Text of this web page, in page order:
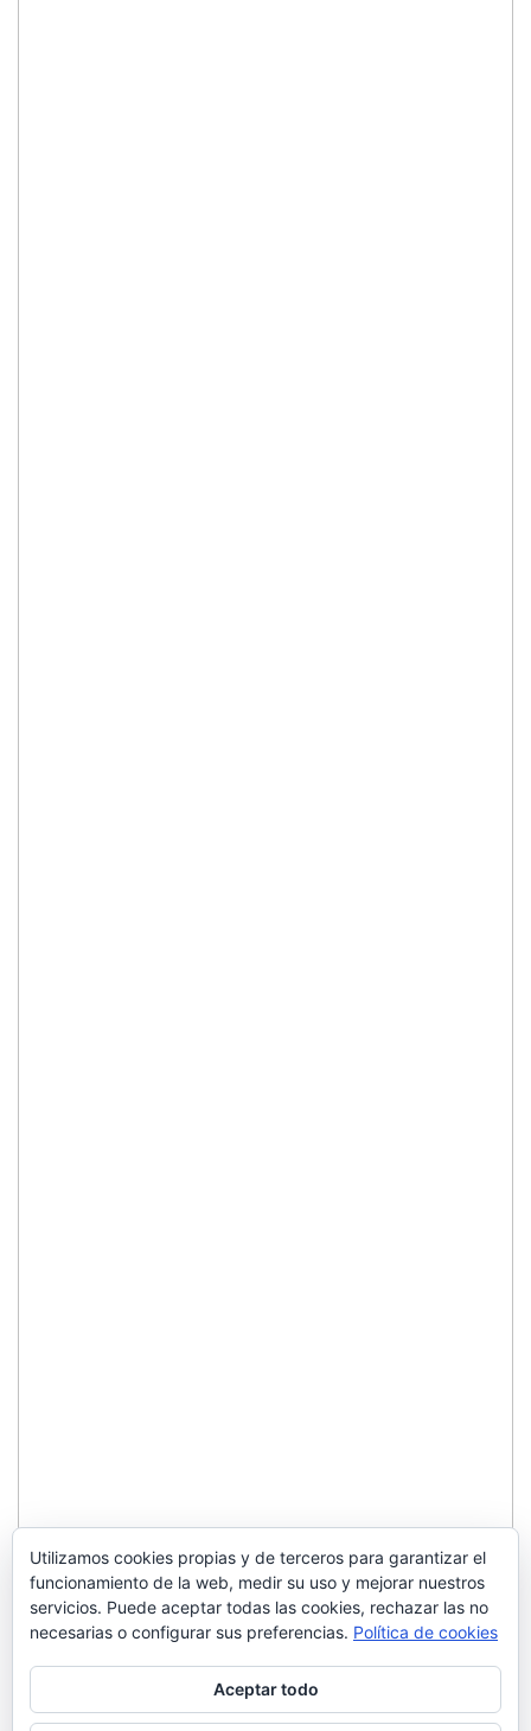
Utilizamos cookies propias y de terceros para garantizar el
funcionamiento de la web, medir su uso y mejorar nuestros
servicios. Puede aceptar todas las cookies, rechazar las no
necesarias o configurar sus preferencias. Política de cookies
Aceptar todo